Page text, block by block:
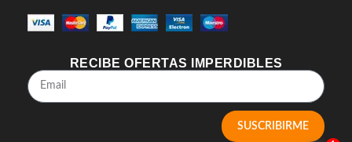
RECIBE OFERTAS IMPERDIBLES
SUSCRIBIRME